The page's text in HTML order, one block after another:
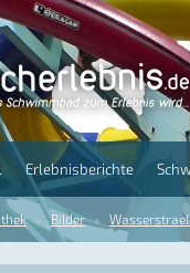
Erlebnisberichte
Bilder